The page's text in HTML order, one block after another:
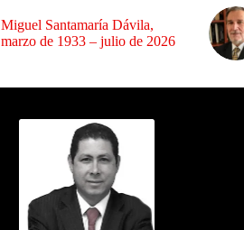
Miguel Santamaría Dávila,
marzo de 1933 – julio de 2026